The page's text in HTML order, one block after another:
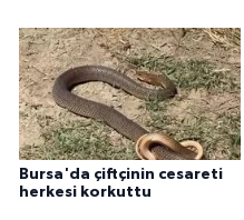
Bursa'da çiftçinin cesareti
herkesi korkuttu